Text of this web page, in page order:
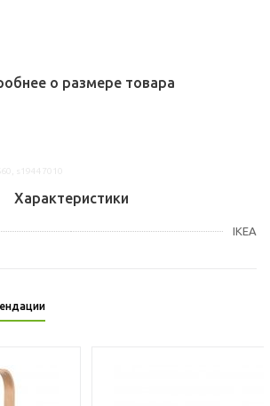
о размере товара
Характеристики
IKEA